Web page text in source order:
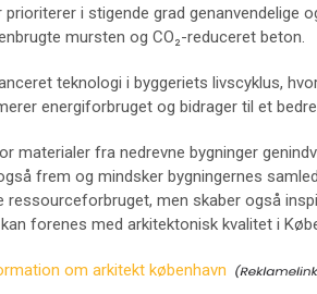
i stigende grad genanvendelige
mursten og CO₂-reduceret beton.
teknologi i byggeriets livscyklus,
energiforbruget og bidrager til et
materialer fra nedrevne bygninger
frem og mindsker bygningernes
ressourceforbruget, men skaber også
forenes med arkitektonisk kvalitet i
om arkitekt københavn